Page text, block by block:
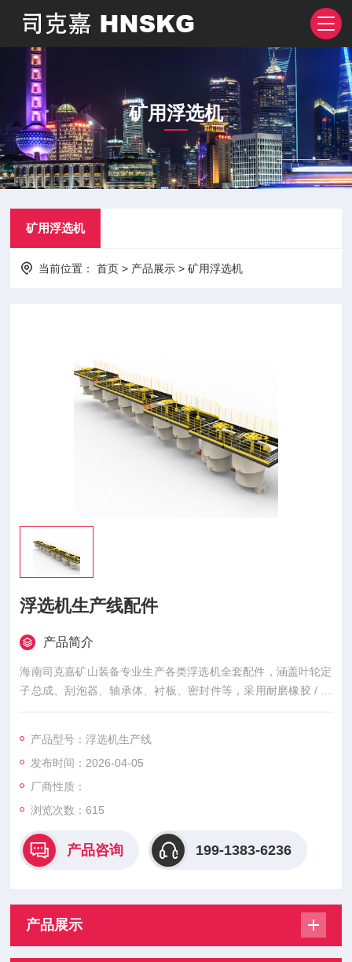
矿用浮选机
矿用浮选机
当前位置：首页 > 产品展示 >矿用浮选机
浮选机生产线配件
产品简介
海南司克嘉矿山装备专业生产各类浮选机全套配件，涵盖叶轮定
子总成、刮泡器、轴承体、衬板、密封件等，采用耐磨橡胶 / 聚
氨酯 / 金属材质，适配各型机械搅拌式浮选机，耐磨耐腐蚀、运
产品型号：浮选机生产线
发布时间：2026-04-05
厂商性质：
浏览次数：615
产品咨询 199-1383-6236
产品展示